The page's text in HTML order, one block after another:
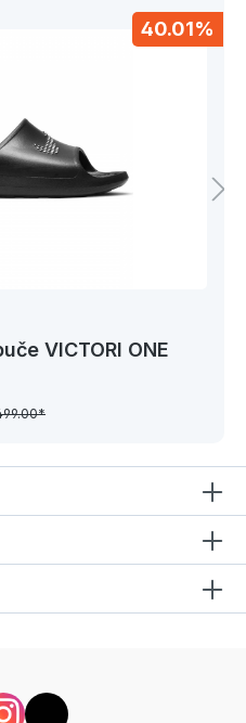
40.01%
VICTORI ONE